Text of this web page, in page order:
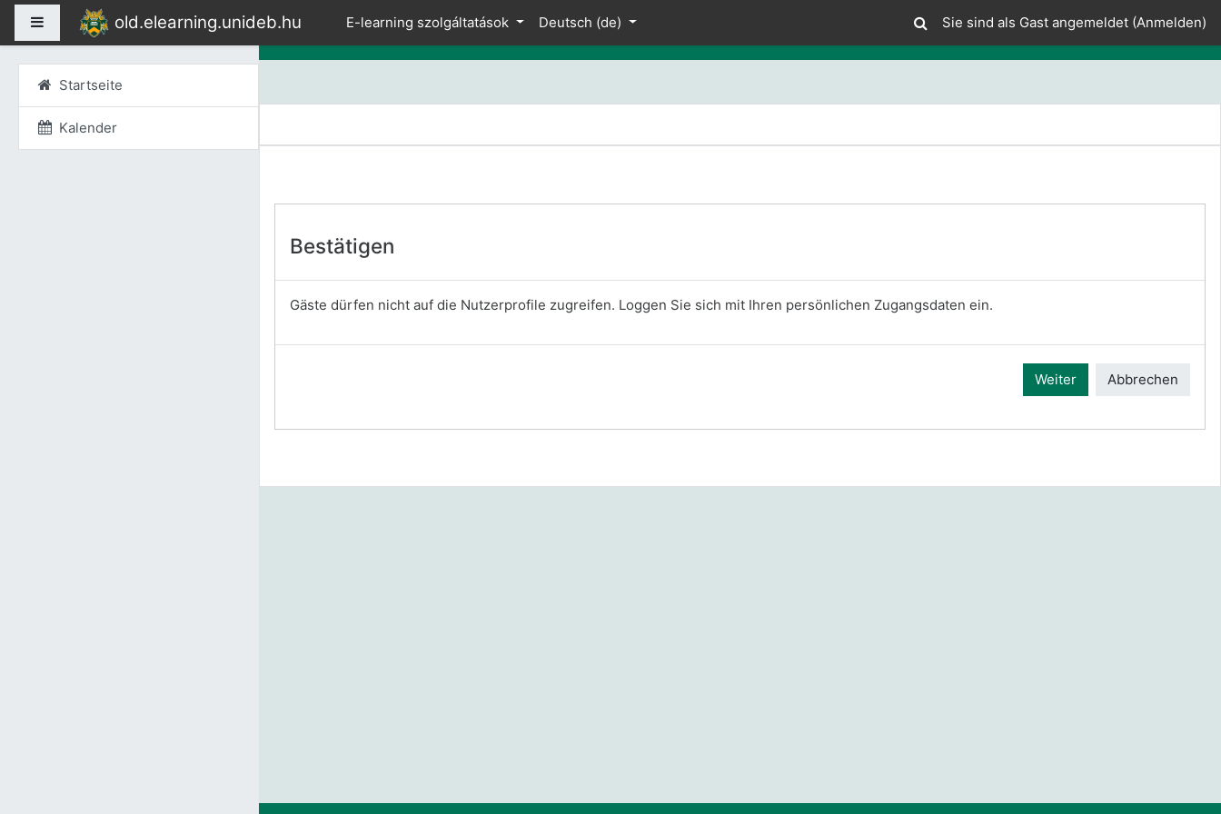
Website-Übersichtold.elearning.unideb.hu E-learning szolgáltatások Deutsch ‎(de)‎ Sie sind als Gast angemeldet (Anmelden)
Bestätigen
Gäste dürfen nicht auf die Nutzerprofile zugreifen. Loggen Sie sich mit Ihren persönlichen Zugangsdaten ein.
Weiter Abbrechen
Startseite
Kalender